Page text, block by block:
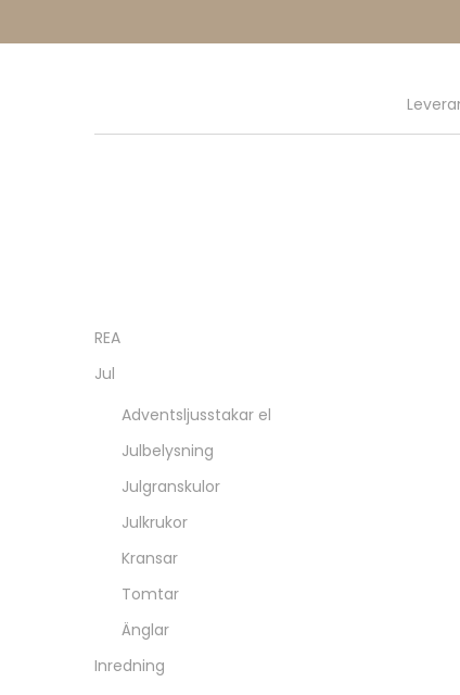
REA
Jul
Adventsljusstakar el
Julbelysning
Julgranskulor
Julkrukor
Kransar
Tomtar
Änglar
Inredning